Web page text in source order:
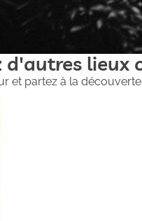
d'autres lieux
et partez à la